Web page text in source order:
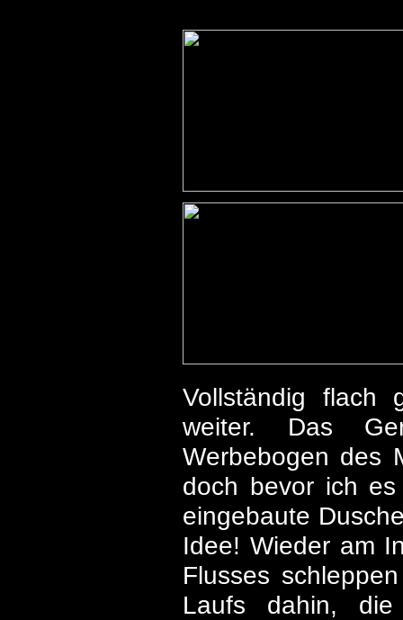
Vollständig flach
weiter. Das
Werbebogen des
doch bevor ich
eingebaute
Idee! Wieder am
Flusses
Laufs dahin,